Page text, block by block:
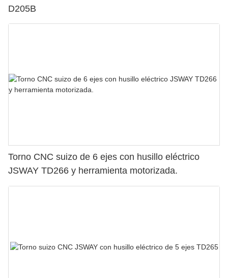
D205B
Torno CNC suizo de 6 ejes con husillo eléctrico
JSWAY TD266 y herramienta motorizada.